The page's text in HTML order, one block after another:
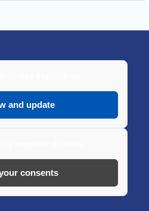
and update
consents